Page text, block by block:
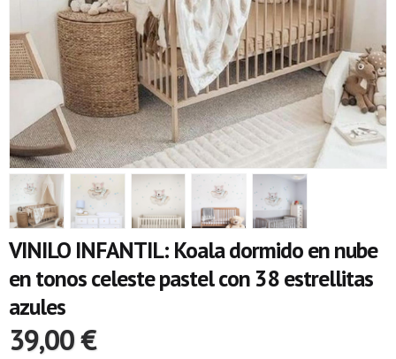
VINILO INFANTIL: Koala dormido en nube
en tonos celeste pastel con 38 estrellitas
azules
39,00 €